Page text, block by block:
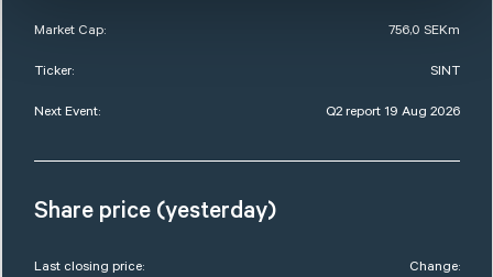
Market Cap: 756,0 SEKm
Ticker: SINT
Next Event: Q2 report 19 Aug 2026
Share price (yesterday)
Last closing price: Change: